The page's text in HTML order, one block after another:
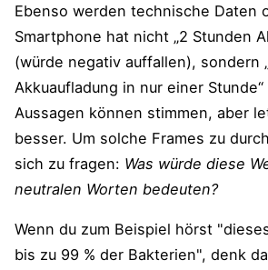
Ebenso werden technische Daten
Smartphone hat nicht „2 Stunden
(würde negativ auffallen), sondern
Akkuaufladung in nur einer Stunde“
Aussagen können stimmen, aber
besser. Um solche Frames zu
sich zu fragen: Was würde diese
neutralen Worten bedeuten?
Wenn du zum Beispiel hörst
bis zu 99 % der Bakterien", denk